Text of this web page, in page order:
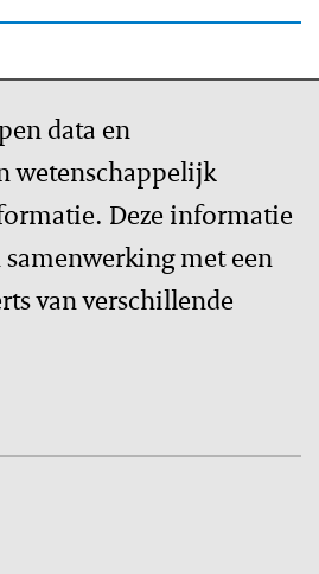
data en
wetenschappelijk
Deze informatie
met een
van verschillende